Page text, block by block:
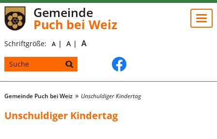
Gemeinde
Puch bei Weiz
Schriftgröße: A A A
Gemeinde Puch bei Weiz Unschuldiger Kindertag
Unschuldiger Kindertag